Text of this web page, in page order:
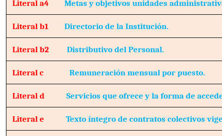
Literal a4Metas y objetivos unidades
Literal b1Directorio de la Institución.
Literal b2Distributivo del Personal.
Literal c Remuneración mensual por puesto.
Literal dServicios que ofrece y la forma de
Literal eTexto íntegro de contratos colectivos